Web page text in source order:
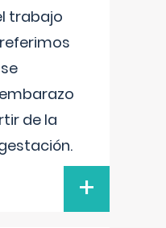
trabajo
de la
+